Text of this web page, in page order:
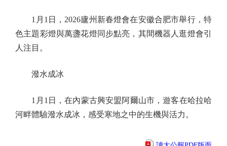
1月1日，2026廬州新春燈會在安徽合肥市舉行，特
色主題彩燈與萬盞花燈同步點亮，其間機器人逛燈會引
人注目。
潑水成冰
1月1日，在內蒙古興安盟阿爾山市，遊客在哈拉哈
河畔體驗潑水成冰，感受寒地之中的生機與活力。